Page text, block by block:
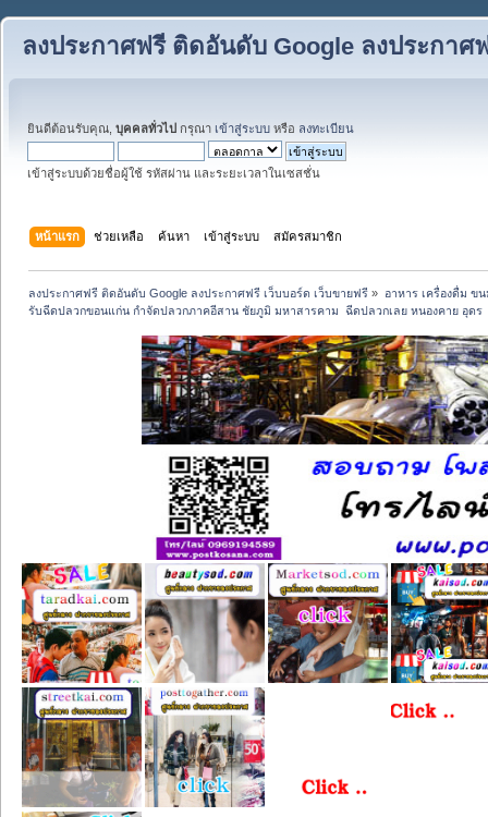
ลงประกาศฟรี ติดอันดับ Google ลงประกาศ
ยินดีต้อนรับคุณ, บุคคลทั่วไป กรุณา เข้าสู่ระบบ หรือ ลงทะเบียน
เข้าสู่ระบบด้วยชื่อผู้ใช้ รหัสผ่าน และระยะเวลาในเซสชั่น
หน้าแรก ช่วยเหลือ ค้นหา เข้าสู่ระบบ สมัครสมาชิก
ลงประกาศฟรี ติดอันดับ Google ลงประกาศฟรี เว็บบอร์ด เว็บขายฟรี » อาหาร เครื่องดื่ม ข
รับฉีดปลวกขอนแก่น กำจัดปลวกภาคอีสาน ชัยภูมิ มหาสารคาม  ฉีดปลวกเลย หนองคาย อุดร